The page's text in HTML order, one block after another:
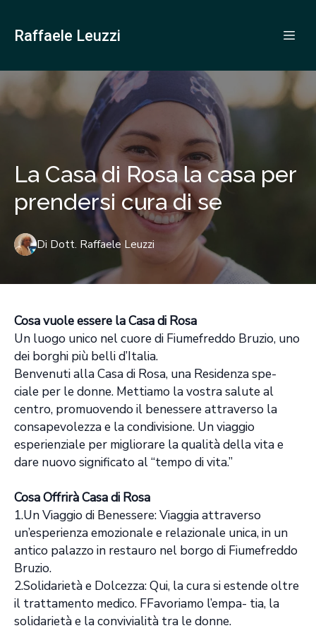
Raffaele Leuzzi
La Casa di Rosa la casa per
prendersi cura di se
Di Dott. Raffaele Leuzzi
Cosa vuole essere la Casa di Rosa
Un luogo unico nel cuore di Fiumefreddo Bruzio, uno
dei borghi più belli d’Italia.
Benvenuti alla Casa di Rosa, una Residenza spe-
ciale per le donne. Mettiamo la vostra salute al
centro, promuovendo il benessere attraverso la
consapevolezza e la condivisione. Un viaggio
esperienziale per migliorare la qualità della vita e
dare nuovo significato al “tempo di vita.”
Cosa Offrirà Casa di Rosa
1.Un Viaggio di Benessere: Viaggia attraverso
un’esperienza emozionale e relazionale unica, in un
antico palazzo in restauro nel borgo di Fiumefreddo
Bruzio.
2.Solidarietà e Dolcezza: Qui, la cura si estende oltre
il trattamento medico. FFavoriamo l’empa- tia, la
solidarietà e la convivialità tra le donne.